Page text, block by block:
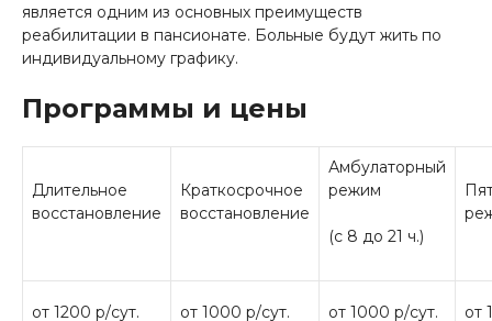
является одним из основных преимуществ
реабилитации в пансионате. Больные будут жить по
индивидуальному графику.
Программы и цены
Длительное
восстановление
Краткосрочное
восстановление
Амбулаторный
режим
(с 8 до 21 ч.)
от 1200 р/сут. от 1000 р/сут. от 1000 р/сут. от